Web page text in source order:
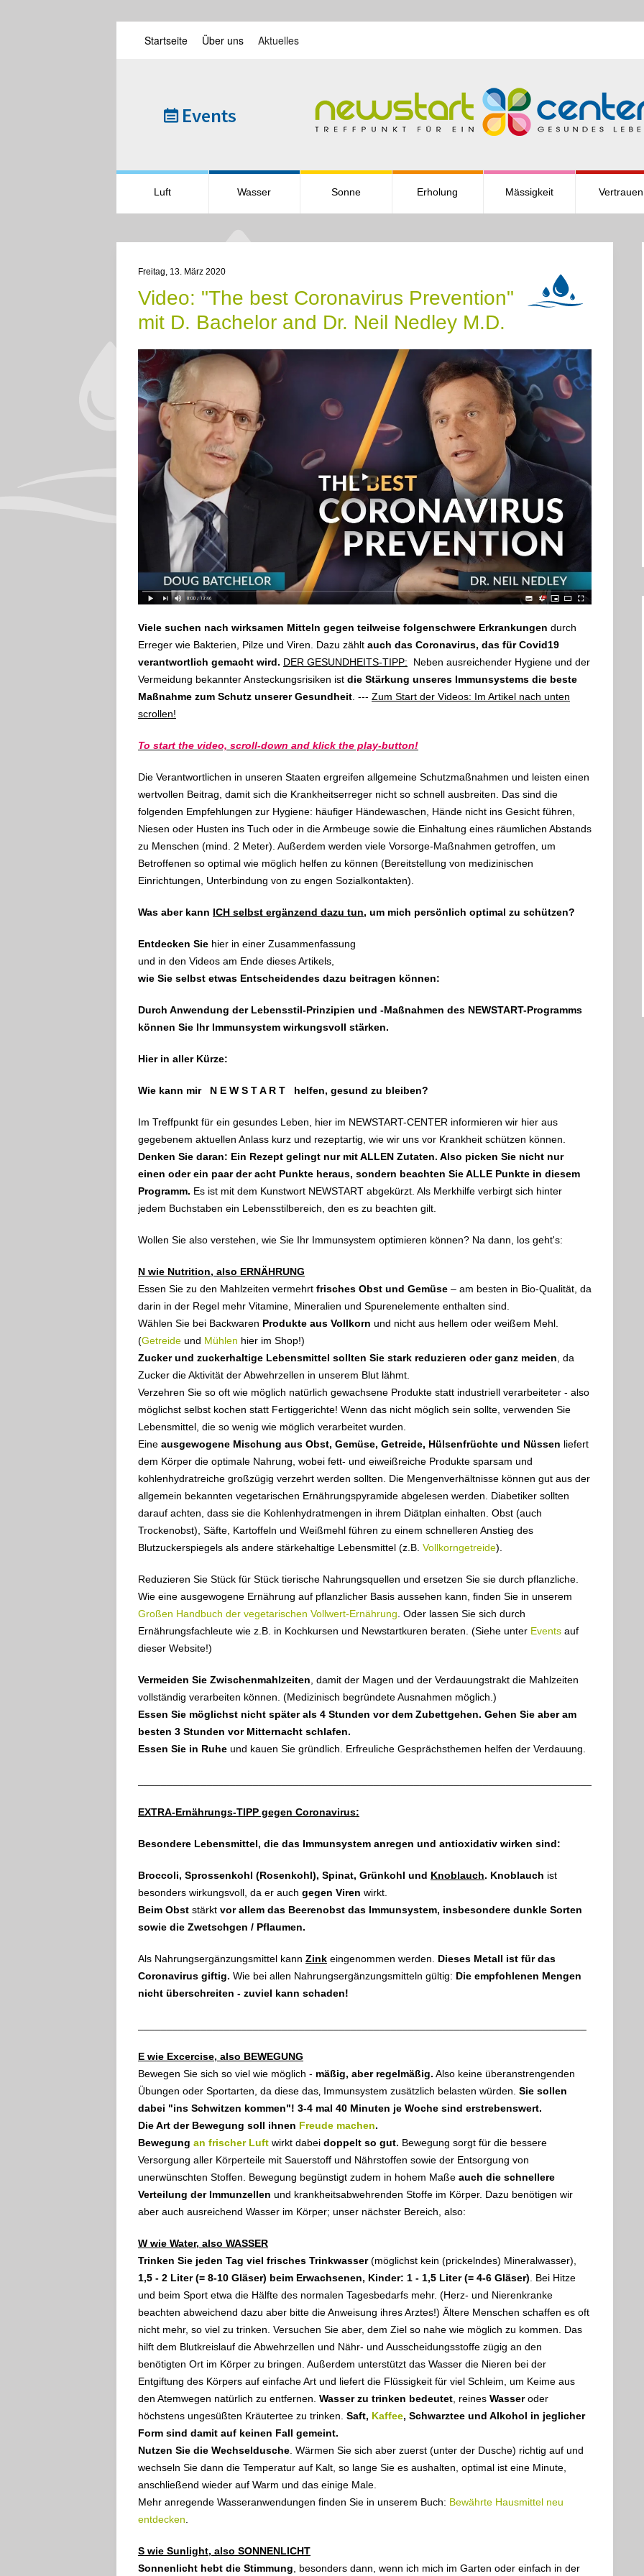
Startseite Über uns Aktuelles
Luft Wasser Sonne Erholung Mässigkeit Vertrauen
Freitag, 13. März 2020
Video: "The best Coronavirus Prevention"
mit D. Bachelor and Dr. Neil Nedley M.D.
Viele suchen nach wirksamen Mitteln gegen teilweise folgenschwere Erkrankungen durch
Erreger wie Bakterien, Pilze und Viren. Dazu zählt auch das Coronavirus, das für Covid19
verantwortlich gemacht wird. DER GESUNDHEITS-TIPP: Neben ausreichender Hygiene und der
Vermeidung bekannter Ansteckungsrisiken ist die Stärkung unseres Immunsystems die beste
Maßnahme zum Schutz unserer Gesundheit . --- Zum Start der Videos: Im Artikel nach unten
scrollen!
To start the video, scroll-down and klick the play-button!
Die Verantwortlichen in unseren Staaten ergreifen allgemeine Schutzmaßnahmen und leisten einen
wertvollen Beitrag, damit sich die Krankheitserreger nicht so schnell ausbreiten. Das sind die
folgenden Empfehlungen zur Hygiene: häufiger Händewaschen, Hände nicht ins Gesicht führen,
Niesen oder Husten ins Tuch oder in die Armbeuge sowie die Einhaltung eines räumlichen Abstands
zu Menschen (mind. 2 Meter). Außerdem werden viele Vorsorge-Maßnahmen getroffen, um
Betroffenen so optimal wie möglich helfen zu können (Bereitstellung von medizinischen
Einrichtungen, Unterbindung von zu engen Sozialkontakten).
Was aber kann ICH selbst ergänzend dazu tun, um mich persönlich optimal zu schützen?
Entdecken Sie hier in einer Zusammenfassung
und in den Videos am Ende dieses Artikels,
wie Sie selbst etwas Entscheidendes dazu beitragen können:
Durch Anwendung der Lebensstil-Prinzipien und -Maßnahmen des NEWSTART-Programms
können Sie Ihr Immunsystem wirkungsvoll stärken.
Hier in aller Kürze:
Wie kann mir N E W S T A R T helfen, gesund zu bleiben?
Im Treffpunkt für ein gesundes Leben, hier im NEWSTART-CENTER informieren wir hier aus
gegebenem aktuellen Anlass kurz und rezeptartig, wie wir uns vor Krankheit schützen können.
Denken Sie daran: Ein Rezept gelingt nur mit ALLEN Zutaten. Also picken Sie nicht nur
einen oder ein paar der acht Punkte heraus, sondern beachten Sie ALLE Punkte in diesem
Programm. Es ist mit dem Kunstwort NEWSTART abgekürzt. Als Merkhilfe verbirgt sich hinter
jedem Buchstaben ein Lebensstilbereich, den es zu beachten gilt.
Wollen Sie also verstehen, wie Sie Ihr Immunsystem optimieren können? Na dann, los geht's:
N wie Nutrition, also ERNÄHRUNG
Essen Sie zu den Mahlzeiten vermehrt frisches Obst und Gemüse – am besten in Bio-Qualität, da
darin in der Regel mehr Vitamine, Mineralien und Spurenelemente enthalten sind.
Wählen Sie bei Backwaren Produkte aus Vollkorn und nicht aus hellem oder weißem Mehl.
(Getreide und Mühlen hier im Shop!)
Zucker und zuckerhaltige Lebensmittel sollten Sie stark reduzieren oder ganz meiden , da
Zucker die Aktivität der Abwehrzellen in unserem Blut lähmt.
Verzehren Sie so oft wie möglich natürlich gewachsene Produkte statt industriell verarbeiteter - also
möglichst selbst kochen statt Fertiggerichte! Wenn das nicht möglich sein sollte, verwenden Sie
Lebensmittel, die so wenig wie möglich verarbeitet wurden.
Eine ausgewogene Mischung aus Obst, Gemüse, Getreide, Hülsenfrüchte und Nüssen liefert
dem Körper die optimale Nahrung, wobei fett- und eiweißreiche Produkte sparsam und
kohlenhydratreiche großzügig verzehrt werden sollten. Die Mengenverhältnisse können gut aus der
allgemein bekannten vegetarischen Ernährungspyramide abgelesen werden. Diabetiker sollten
darauf achten, dass sie die Kohlenhydratmengen in ihrem Diätplan einhalten. Obst (auch
Trockenobst), Säfte, Kartoffeln und Weißmehl führen zu einem schnelleren Anstieg des
Blutzuckerspiegels als andere stärkehaltige Lebensmittel (z.B. Vollkorngetreide).
Reduzieren Sie Stück für Stück tierische Nahrungsquellen und ersetzen Sie sie durch pflanzliche.
Wie eine ausgewogene Ernährung auf pflanzlicher Basis aussehen kann, finden Sie in unserem
Großen Handbuch der vegetarischen Vollwert-Ernährung . Oder lassen Sie sich durch
Ernährungsfachleute wie z.B. in Kochkursen und Newstartkuren beraten. (Siehe unter Events auf
dieser Website!)
Vermeiden Sie Zwischenmahlzeiten , damit der Magen und der Verdauungstrakt die Mahlzeiten
vollständig verarbeiten können. (Medizinisch begründete Ausnahmen möglich.)
Essen Sie möglichst nicht später als 4 Stunden vor dem Zubettgehen. Gehen Sie aber am
besten 3 Stunden vor Mitternacht schlafen.
Essen Sie in Ruhe und kauen Sie gründlich. Erfreuliche Gesprächsthemen helfen der Verdauung.
EXTRA-Ernährungs-TIPP gegen Coronavirus:
Besondere Lebensmittel, die das Immunsystem anregen und antioxidativ wirken sind:
Broccoli, Sprossenkohl (Rosenkohl), Spinat, Grünkohl und Knoblauch. Knoblauch ist
besonders wirkungsvoll, da er auch gegen Viren wirkt.
Beim Obst stärkt vor allem das Beerenobst das Immunsystem, insbesondere dunkle Sorten
sowie die Zwetschgen / Pflaumen.
Als Nahrungsergänzungsmittel kann Zink eingenommen werden.
Dieses Metall ist für das
Coronavirus giftig. Wie bei allen Nahrungsergänzungsmitteln gültig: Die empfohlenen Mengen
nicht überschreiten - zuviel kann schaden!
E wie Excercise, also BEWEGUNG
Bewegen Sie sich so viel wie möglich - mäßig, aber regelmäßig. Also keine überanstrengenden
Übungen oder Sportarten, da diese das‚ Immunsystem zusätzlich belasten würden. Sie sollen
dabei "ins Schwitzen kommen"! 3-4 mal 40 Minuten je Woche sind erstrebenswert.
Die Art der Bewegung soll ihnen Freude machen.
Bewegung an frischer Luft wirkt dabei doppelt so gut. Bewegung sorgt für die bessere
Versorgung aller Körperteile mit Sauerstoff und Nährstoffen sowie der Entsorgung von
unerwünschten Stoffen. Bewegung begünstigt zudem in hohem Maße auch die schnellere
Verteilung der Immunzellen und krankheitsabwehrenden Stoffe im Körper. Dazu benötigen wir
aber auch ausreichend Wasser im Körper; unser nächster Bereich, also:
W wie Water, also WASSER
Trinken Sie jeden Tag viel frisches Trinkwasser(möglichst kein (prickelndes) Mineralwasser),
1,5 - 2 Liter (= 8-10 Gläser) beim Erwachsenen, Kinder: 1 - 1,5 Liter (= 4-6 Gläser) . Bei Hitze
und beim Sport etwa die Hälfte des normalen Tagesbedarfs mehr. (Herz- und Nierenkranke
beachten abweichend dazu aber bitte die Anweisung ihres Arztes!) Ältere Menschen schaffen es oft
nicht mehr, so viel zu trinken. Versuchen Sie aber, dem Ziel so nahe wie möglich zu kommen. Das
hilft dem Blutkreislauf die Abwehrzellen und Nähr- und Ausscheidungsstoffe zügig an den
benötigten Ort im Körper zu bringen. Außerdem unterstützt das Wasser die Nieren bei der
Entgiftung des Körpers auf einfache Art und liefert die Flüssigkeit für viel Schleim, um Keime aus
den Atemwegen natürlich zu entfernen. Wasser zu trinken bedeutet , reines Wasseroder
höchstens ungesüßten Kräutertee zu trinken. Saft, Kaffee, Schwarztee und Alkohol in jeglicher
Form sind damit auf keinen Fall gemeint.
Nutzen Sie die Wechseldusche . Wärmen Sie sich aber zuerst (unter der Dusche) richtig auf und
wechseln Sie dann die Temperatur auf Kalt, so lange Sie es aushalten, optimal ist eine Minute,
anschließend wieder auf Warm und das einige Male.
Mehr anregende Wasseranwendungen finden Sie in unserem Buch: Bewährte Hausmittel neu
entdecken
S wie Sunlight, also SONNENLICHT
Sonnenlicht hebt die Stimmung , besonders dann, wenn ich mich im Garten oder einfach in der